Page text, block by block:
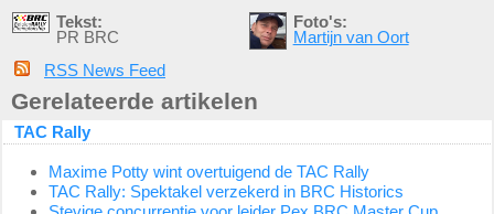
Tekst:
PR BRC
Foto's:
Martijn van Oort
RSS News Feed
Gerelateerde artikelen
TAC Rally
Maxime Potty wint overtuigend de TAC Rally
TAC Rally: Spektakel verzekerd in BRC Historics